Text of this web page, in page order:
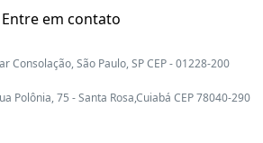
Entre em contato
Consolação, São Paulo, SP CEP - 01228-200
Polônia, 75 - Santa Rosa,Cuiabá CEP 78040-290